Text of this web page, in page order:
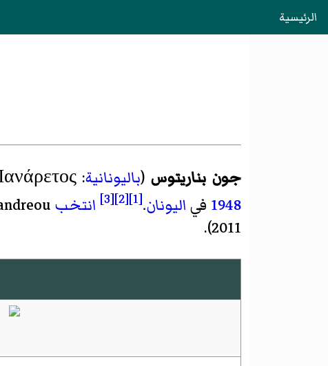
الرئيسية
جون بناريتوس (باليونانية:
1948 في اليونان.
[1]
[2]
[3] انتخب
2011).